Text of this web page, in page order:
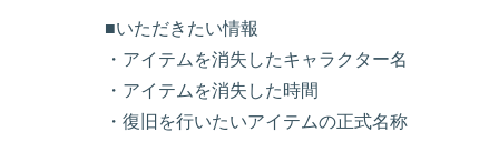
■いただきたい情報
・アイテムを消失したキャラクター名
・アイテムを消失した時間
・復旧を行いたいアイテムの正式名称